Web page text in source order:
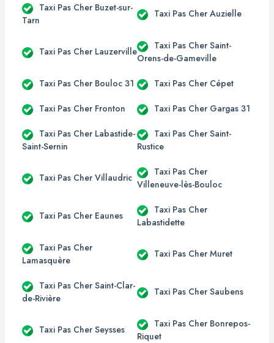
Taxi Pas Cher Buzet-sur-
Tarn
Taxi Pas Cher Auzielle
Taxi Pas Cher Lauzerville
Taxi Pas Cher Saint-
Orens-de-Gameville
Taxi Pas Cher Bouloc 31 Taxi Pas Cher Cépet
Taxi Pas Cher Fronton Taxi Pas Cher Gargas 31
Taxi Pas Cher Labastide-
Saint-Sernin
Taxi Pas Cher Saint-
Rustice
Taxi Pas Cher Villaudric
Taxi Pas Cher
Villeneuve-lès-Bouloc
Taxi Pas Cher Eaunes
Taxi Pas Cher
Labastidette
Taxi Pas Cher
Lamasquère
Taxi Pas Cher Muret
Taxi Pas Cher Saint-Clar-
de-Rivière
Taxi Pas Cher Saubens
Taxi Pas Cher Seysses
Taxi Pas Cher Bonrepos-
Riquet